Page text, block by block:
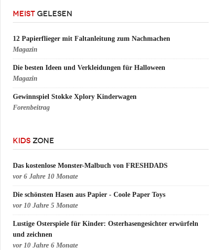
MEIST GELESEN
12 Papierflieger mit Faltanleitung zum Nachmachen
Magazin
Die besten Ideen und Verkleidungen für Halloween
Magazin
Gewinnspiel Stokke Xplory Kinderwagen
Forenbeitrag
KIDS ZONE
Das kostenlose Monster-Malbuch von FRESHDADS
vor 6 Jahre 10 Monate
Die schönsten Hasen aus Papier - Coole Paper Toys
vor 10 Jahre 5 Monate
Lustige Osterspiele für Kinder: Osterhasengesichter erwürfeln
und zeichnen
vor 10 Jahre 6 Monate